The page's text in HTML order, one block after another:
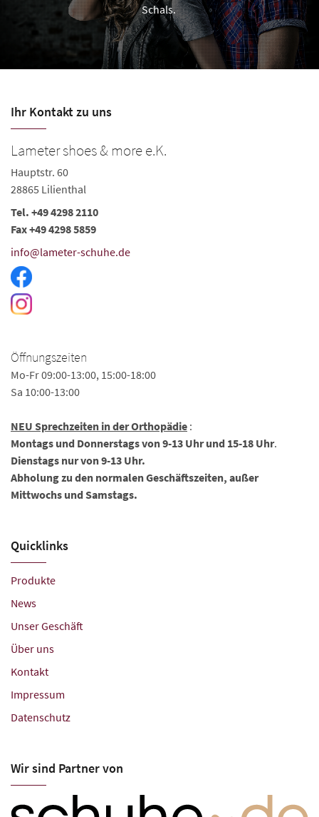
Schals.
Ihr Kontakt zu uns
Lameter shoes & more e.K.
Hauptstr. 60
28865 Lilienthal
Tel. +49 4298 2110
Fax +49 4298 5859
info@lameter-schuhe.de
Öffnungszeiten
Mo-Fr 09:00-13:00, 15:00-18:00
Sa 10:00-13:00
NEU Sprechzeiten in der Orthopädie :
Montags und Donnerstags von 9-13 Uhr und 15-18 Uhr.
Dienstags nur von 9-13 Uhr.
Abholung zu den normalen Geschäftszeiten, außer
Mittwochs und Samstags.
Quicklinks
Produkte
News
Unser Geschäft
Über uns
Kontakt
Impressum
Datenschutz
Wir sind Partner von